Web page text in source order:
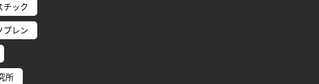
チック
プレン
所